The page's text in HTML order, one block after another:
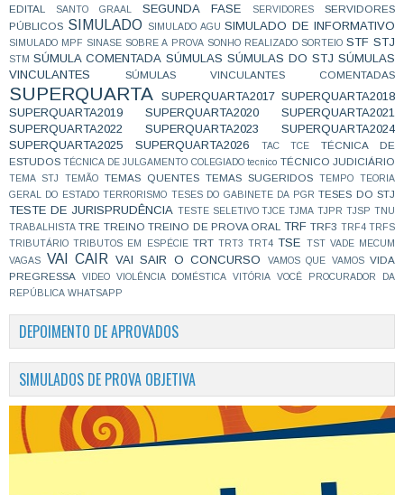
EDITAL
SANTO GRAAL SEGUNDA FASE SERVIDORES
SERVIDORES
PÚBLICOS SIMULADO SIMULADO AGU SIMULADO DE INFORMATIVO
SIMULADO MPF SINASE SOBRE A PROVA SONHO REALIZADO SORTEIO STF STJ
STM SÚMULA COMENTADA SÚMULAS SÚMULAS DO STJ SÚMULAS
VINCULANTES
SÚMULAS VINCULANTES COMENTADAS
SUPERQUARTA SUPERQUARTA2017 SUPERQUARTA2018
SUPERQUARTA2019
SUPERQUARTA2020
SUPERQUARTA2021
SUPERQUARTA2022
SUPERQUARTA2023
SUPERQUARTA2024
SUPERQUARTA2025
SUPERQUARTA2026 TAC TCE
TÉCNICA DE
ESTUDOS TÉCNICA DE JULGAMENTO COLEGIADO tecnico TÉCNICO JUDICIÁRIO
TEMA STJ TEMÃO TEMAS QUENTES TEMAS SUGERIDOS TEMPO
TEORIA
GERAL DO ESTADO TERRORISMO TESES DO GABINETE DA PGR TESES DO STJ
TESTE DE JURISPRUDÊNCIA TESTE SELETIVO TJCE TJMA TJPR TJSP TNU
TRABALHISTA TRE TREINO TREINO DE PROVA ORAL TRF TRF3 TRF4 TRFS
TRIBUTÁRIO TRIBUTOS EM ESPÉCIE TRT TRT3 TRT4 TSE TST VADE MECUM
VAGAS
VAI CAIR VAI SAIR O CONCURSO VAMOS QUE VAMOS VIDA
PREGRESSA
VIDEO VIOLÊNCIA DOMÉSTICA VITÓRIA
VOCÊ PROCURADOR DA
REPÚBLICA WHATSAPP
DEPOIMENTO DE APROVADOS
SIMULADOS DE PROVA OBJETIVA